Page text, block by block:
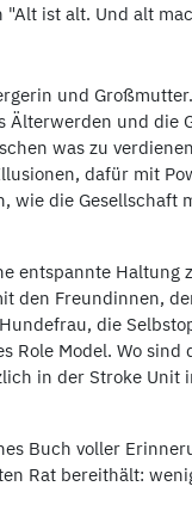
"Alt ist alt. Und alt
und
und die
was zu
dafür mit
wie die Gesellschaft
entspannte Haltung
den Freundinnen,
die
Role Model. Wo sind
in der Stroke Unit
Buch voller
Rat bereithält: